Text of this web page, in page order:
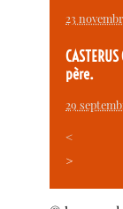
23
père.
29
<
>